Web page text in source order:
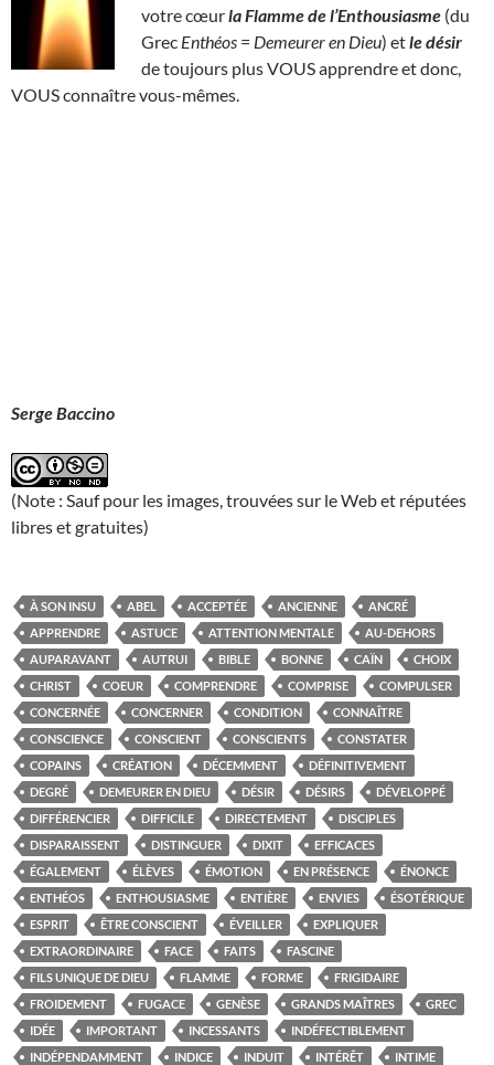
votre cœurla Flamme de l’Enthousiasme (du
Grec Enthéos = Demeurer en Dieu) etle désir
de toujours plus VOUS apprendre et donc,
VOUS connaître vous-mêmes.
Serge Baccino
(Note : Sauf pour les images, trouvées sur le Web et réputées
libres et gratuites)
À SON INSU ABEL ACCEPTÉE ANCIENNE
ANCRÉ
APPRENDRE
ASTUCE ATTENTION MENTALE
AU-DEHORS
AUPARAVANT
AUTRUI BIBLE BONNE CAÏN
CHOIX
CHRIST
COEUR COMPRENDRE COMPRISE
COMPULSER
CONCERNÉE
CONCERNER CONDITION
CONNAÎTRE
CONSCIENCE
CONSCIENT CONSCIENTS
CONSTATER
COPAINS
CRÉATION DÉCEMMENT
DÉFINITIVEMENT
DEGRÉ
DEMEURER EN DIEU DÉSIR DÉSIRS
DÉVELOPPÉ
DIFFÉRENCIER
DIFFICILE DIRECTEMENT
DISCIPLES
DISPARAISSENT
DISTINGUER DIXIT
EFFICACES
ÉGALEMENT
ÉLÈVES ÉMOTION EN PRÉSENCE
ÉNONCE
ENTHÉOS
ENTHOUSIASME ENTIÈRE ENVIES
ÉSOTÉRIQUE
ESPRIT
ÊTRE CONSCIENT ÉVEILLER
EXPLIQUER
EXTRAORDINAIRE
FACE FAITS
FASCINE
FILS UNIQUE DE DIEU
FLAMME FORME
FRIGIDAIRE
FROIDEMENT
FUGACE GENÈSE GRANDS MAÎTRES
GREC
IDÉE
IMPORTANT INCESSANTS
INDÉFECTIBLEMENT
INDÉPENDAMMENT
INDICE INDUIT INTÉRÊT
INTIME